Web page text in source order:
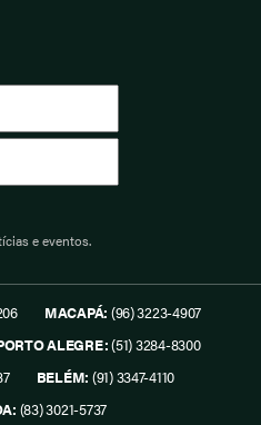
e eventos.
MACAPÁ: (96) 3223-4907
ALEGRE:(51) 3284-8300
BELÉM: (91) 3347-4110
(83) 3021-5737